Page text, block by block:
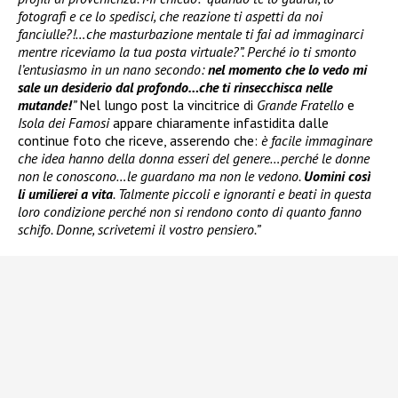
fotografi e ce lo spedisci, che reazione ti aspetti da noi
fanciulle?!…che masturbazione mentale ti fai ad immaginarci
mentre riceviamo la tua posta virtuale?”. Perché io ti smonto
l’entusiasmo in un nano secondo:nel momento che lo vedo mi
sale un desiderio dal profondo…che ti rinsecchisca nelle
mutande!”Nel lungo post la vincitrice di Grande Fratello e
Isola dei Famosiappare chiaramente infastidita dalle
continue foto che riceve, asserendo che: è facile immaginare
che idea hanno della donna esseri del genere…perché le donne
non le conoscono…le guardano ma non le vedono. Uomini così
li umilierei a vita. Talmente piccoli e ignoranti e beati in questa
loro condizione perché non si rendono conto di quanto fanno
schifo. Donne, scrivetemi il vostro pensiero.”